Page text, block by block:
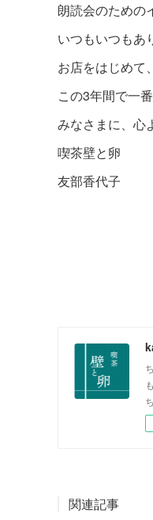
朗読会のための
いつもいつもあ
お店をはじめて
この3年間で一
みなさまに、心
喫茶壁と卵
友部香代子
関連記事